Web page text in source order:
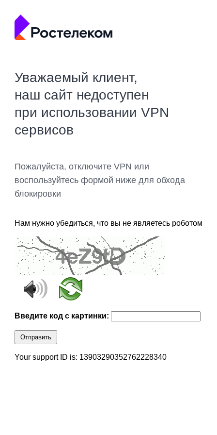
Уважаемый клиент,
наш сайт недоступен
при использовании VPN
сервисов
Пожалуйста, отключите VPN или
воспользуйтесь формой ниже для обхода
блокировки
Нам нужно убедиться, что вы не являетесь роботом
Введите код с картинки:
Отправить
Your support ID is: 13903290352762228340